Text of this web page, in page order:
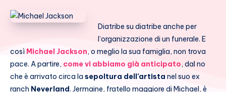
Diatribe su diatribe anche per
l’organizzazione di un funerale. E
così Michael Jackson, o meglio la sua famiglia, non trova
pace. A partire, come vi abbiamo già anticipato, dal no
che è arrivato circa la sepoltura dell’artista nel suo ex
ranch Neverland. Jermaine, fratello maggiore di Michael, è